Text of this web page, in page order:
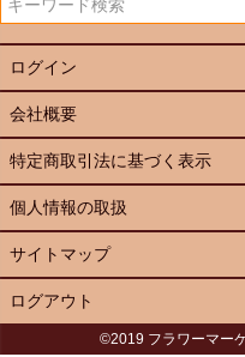
ログイン
会社概要
特定商取引法に基づく表示
個人情報の取扱
サイトマップ
ログアウト
©2019 フラワーマー